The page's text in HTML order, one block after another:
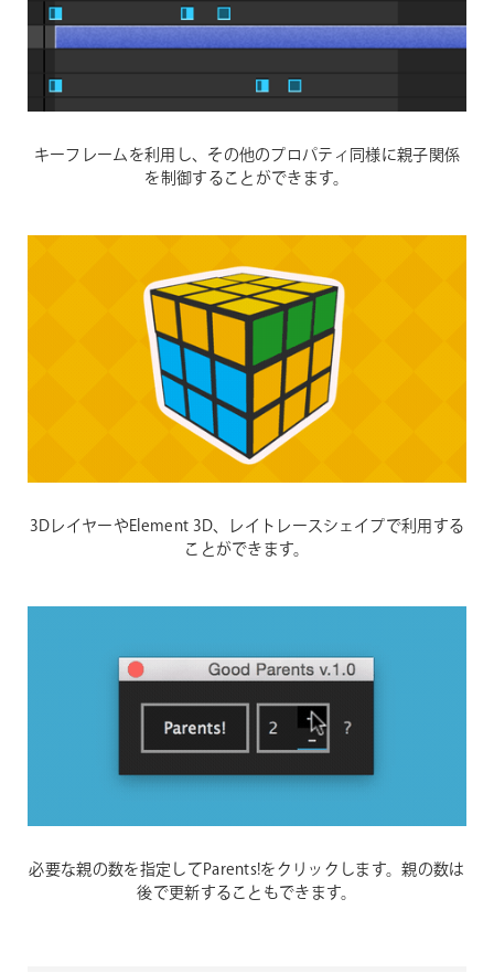
キーフレームを利用し、その他のプロパティ同様に親子関係
を制御することができます。
3DレイヤーやElement 3D、レイトレースシェイプで利用する
ことができます。
必要な親の数を指定してParents!をクリックします。親の数は
後で更新することもできます。